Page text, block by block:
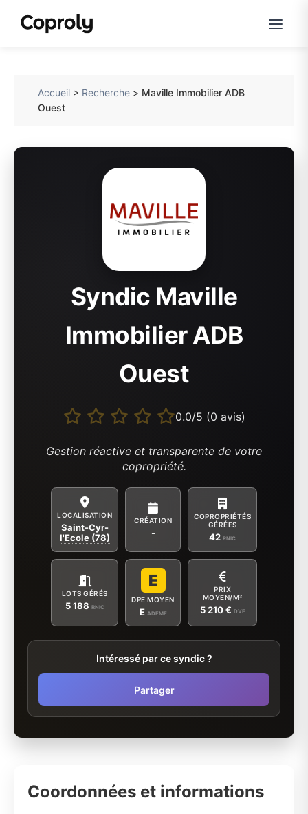
Accueil > Recherche > Maville Immobilier ADB
Ouest
Syndic Maville
Immobilier ADB
Ouest
0.0/5 (0 avis)
Gestion réactive et transparente de votre
copropriété.
LOCALISATION
Saint-Cyr-
l'Ecole (78)
CRÉATION
-
COPROPRIÉTÉS
GÉRÉES
42 RNIC
LOTS GÉRÉS
5 188 RNIC
E
DPE MOYEN
E ADEME
PRIX
MOYEN/M²
5 210 € DVF
Intéressé par ce syndic ?
Partager
Coordonnées et informations